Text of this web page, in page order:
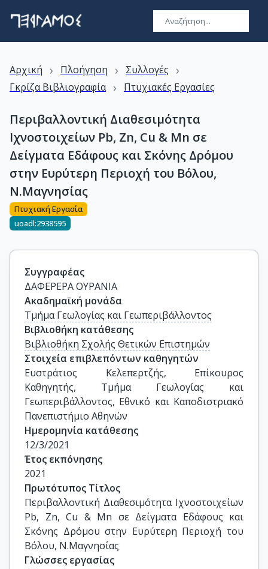
Αρχική › Πλοήγηση › Συλλογές ›
Γκρίζα Βιβλιογραφία › Πτυχιακές Εργασίες
Περιβαλλοντική Διαθεσιμότητα
Ιχνοστοιχείων Pb, Zn, Cu & Mn σε
Δείγματα Εδάφους και Σκόνης Δρόμου
στην Ευρύτερη Περιοχή του Βόλου,
Ν.Μαγνησίας
Πτυχιακή Εργασία
uoadl:2938595
Συγγραφέας
ΔΑΦΕΡΕΡΑ ΟΥΡΑΝΙΑ
Ακαδημαϊκή μονάδα
Τμήμα Γεωλογίας και Γεωπεριβάλλοντος
Βιβλιοθήκη κατάθεσης
Βιβλιοθήκη Σχολής Θετικών Επιστημών
Στοιχεία επιβλεπόντων καθηγητών
Ευστράτιος Κελεπερτζής, Επίκουρος
Καθηγητής, Τμήμα Γεωλογίας και
Γεωπεριβάλλοντος, Εθνικό και Καποδιστριακό
Πανεπιστήμιο Αθηνών
Ημερομηνία κατάθεσης
12/3/2021
Έτος εκπόνησης
2021
Πρωτότυπος Τίτλος
Περιβαλλοντική Διαθεσιμότητα Ιχνοστοιχείων
Pb, Zn, Cu & Mn σε Δείγματα Εδάφους και
Σκόνης Δρόμου στην Ευρύτερη Περιοχή του
Βόλου, Ν.Μαγνησίας
Γλώσσες εργασίας